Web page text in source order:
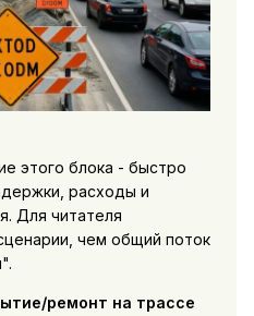
этого блока - быстро
расходы и
Для читателя
чем общий поток
ремонт на трассе